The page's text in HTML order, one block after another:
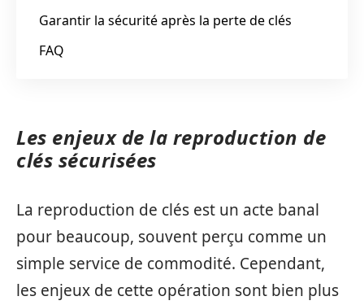
Garantir la sécurité après la perte de clés
FAQ
Les enjeux de la reproduction de
clés sécurisées
La reproduction de clés est un acte banal
pour beaucoup, souvent perçu comme un
simple service de commodité. Cependant,
les enjeux de cette opération sont bien plus